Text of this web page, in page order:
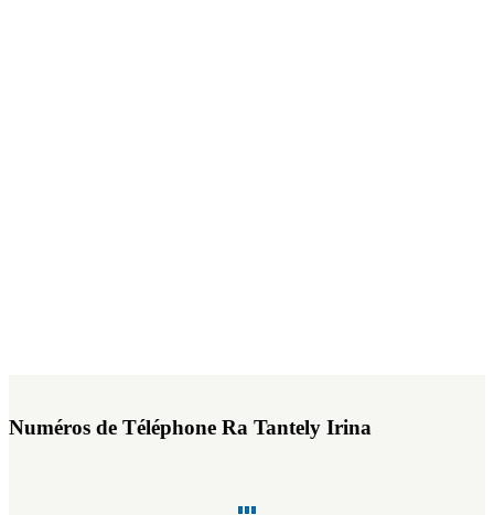
Numéros de Téléphone Ra Tantely Irina